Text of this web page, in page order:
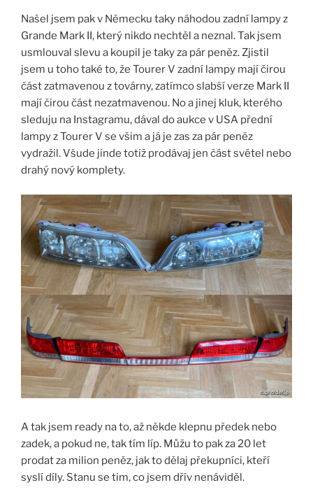
Našel jsem pak v Německu taky náhodou zadní lampy z
Grande Mark II, který nikdo nechtěl a neznal. Tak jsem
usmlouval slevu a koupil je taky za pár peněz. Zjistil
jsem u toho také to, že Tourer V zadní lampy mají čirou
část zatmavenou z továrny, zatímco slabší verze Mark II
mají čirou část nezatmavenou. No a jinej kluk, kterého
sleduju na Instagramu, dával do aukce v USA přední
lampy z Tourer V se všim a já je zas za pár peněz
vydražil. Všude jinde totiž prodávaj jen část světel nebo
drahý nový komplety.
A tak jsem ready na to, až někde klepnu předek nebo
zadek, a pokud ne, tak tím líp. Můžu to pak za 20 let
prodat za milion peněz, jak to dělaj překupníci, kteří
syslí díly. Stanu se tim, co jsem dřív nenáviděl.